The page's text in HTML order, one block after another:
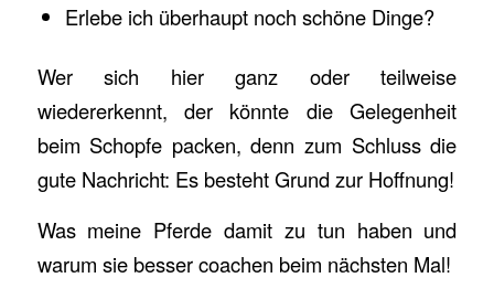
Erlebe ich überhaupt noch schöne Dinge?
Wer sich hier ganz oder teilweise
wiedererkennt, der könnte die Gelegenheit
beim Schopfe packen, denn zum Schluss die
gute Nachricht: Es besteht Grund zur Hoffnung!
Was meine Pferde damit zu tun haben und
warum sie besser coachen beim nächsten Mal!